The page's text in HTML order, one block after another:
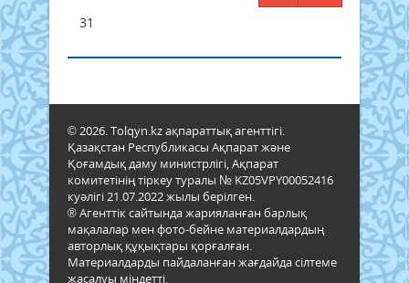
31
© 2026. Tolqyn.kz ақпараттық агенттігі.
Қазақстан Республикасы Ақпарат және
Қоғамдық даму министрлігі, Ақпарат
комитетінің тіркеу туралы № KZ05VPY00052416
куәлігі 21.07.2022 жылы берілген.
® Агенттік сайтында жарияланған барлық
мақалалар мен фото-бейне материалдардың
авторлық құқықтары қорғалған.
Материалдарды пайдаланған жағдайда сілтеме
жасалуы міндетті.